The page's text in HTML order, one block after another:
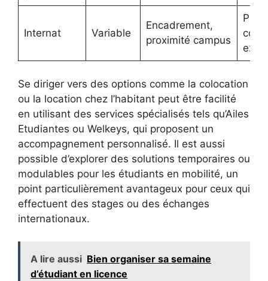
Internat Variable
Encadrement,
proximité campus
Se diriger vers des options comme la colocation
ou la location chez l’habitant peut être facilité
en utilisant des services spécialisés tels qu’Ailes
Etudiantes ou Welkeys, qui proposent un
accompagnement personnalisé. Il est aussi
possible d’explorer des solutions temporaires ou
modulables pour les étudiants en mobilité, un
point particulièrement avantageux pour ceux qui
effectuent des stages ou des échanges
internationaux.
A lire aussi Bien organiser sa semaine
d’étudiant en licence